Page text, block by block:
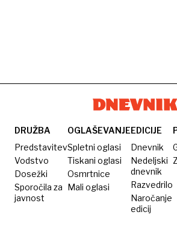
DRUŽBA
Predstavitev
Vodstvo
Dosežki
Sporočila za
javnost
OGLAŠEVANJE
Spletni oglasi
Tiskani oglasi
Osmrtnice
Mali oglasi
EDICIJE
Dnevnik
Nedeljski
dnevnik
Razvedrilo
Naročanje
edicij